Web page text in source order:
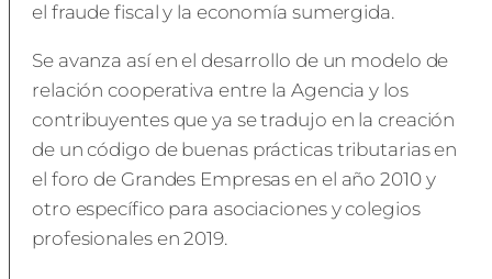
el fraude fiscal y la economía sumergida.
Se avanza así en el desarrollo de un modelo de
relación cooperativa entre la Agencia y los
contribuyentes que ya se tradujo en la creación
de un código de buenas prácticas tributarias en
el foro de Grandes Empresas en el año 2010 y
otro específico para asociaciones y colegios
profesionales en 2019.